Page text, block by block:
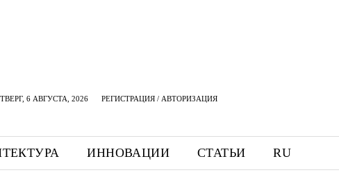
6 АВГУСТА, 2026 РЕГИСТРАЦИЯ / АВТОРИЗАЦИЯ
ИННОВАЦИИ СТАТЬИ RU